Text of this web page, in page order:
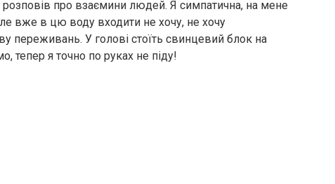
розповів про взаємини людей. Я симпатична, на мене
вже в цю воду входити не хочу, не хочу
переживань. У голові стоїть свинцевий блок на
тепер я точно по руках не піду!